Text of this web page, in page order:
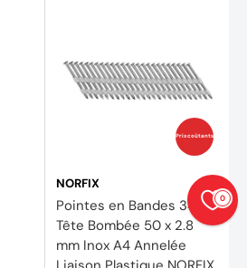
Prix coûtants
NORFIX
Pointes en Bandes 34°
Tête Bombée 50 x 2.8
mm Inox A4 Annelée
0